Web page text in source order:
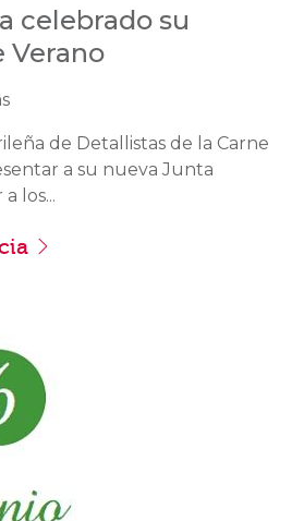
celebrado su
Verano
de Detallistas de la Carne
a su nueva Junta
los...